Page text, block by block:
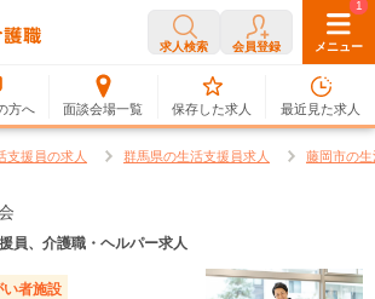
求人検索 会員登録 メニュー
方へ 面談会場一覧
0
保存した求人
1
最近見た求人
支援員の求人 群馬県の生活支援員求人 藤岡市の
員、介護職・ヘルパー求人
い者施設